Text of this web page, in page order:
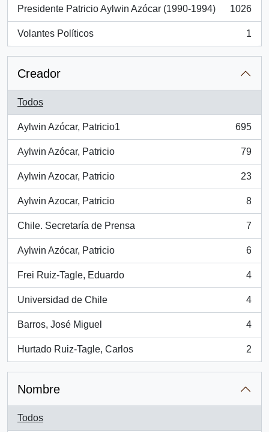
Presidente Patricio Aylwin Azócar (1990-1994)
, 1026 resultados
1026
Volantes Políticos
, 1 resultados
1
Creador
Todos
Aylwin Azócar, Patricio1
, 695 resultados
695
Aylwin Azócar, Patricio
, 79 resultados
79
Aylwin Azocar, Patricio
, 23 resultados
23
Aylwin Azocar, Patricio
, 8 resultados
8
Chile. Secretaría de Prensa
, 7 resultados
7
Aylwin Azócar, Patricio
, 6 resultados
6
Frei Ruiz-Tagle, Eduardo
, 4 resultados
4
Universidad de Chile
, 4 resultados
4
Barros, José Miguel
, 4 resultados
4
Hurtado Ruiz-Tagle, Carlos
, 2 resultados
2
Nombre
Todos